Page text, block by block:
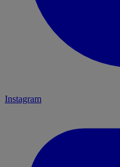
Instagram